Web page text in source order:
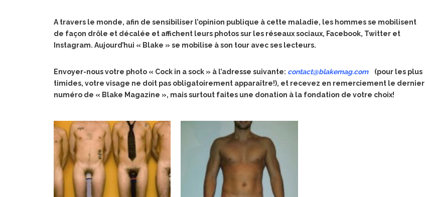
A travers le monde, afin de sensibiliser l’opinion publique à cette maladie, les hommes se mobilisent
de façon drôle et décalée et affichent leurs photos sur les réseaux sociaux, Facebook, Twitter et
Instagram. Aujourd’hui « Blake » se mobilise à son tour avec ses lecteurs.
Envoyer-nous votre photo « Cock in a sock » à l’adresse suivante: contact@blakemag.com
(pour les plus
timides, votre visage ne doit pas obligatoirement apparaître!), et recevez en remerciement le dernier
numéro de « Blake Magazine », maissurtout faites une donation à la fondation de votre choix!